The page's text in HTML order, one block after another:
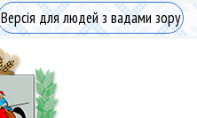
Версія для людей з вадами зору